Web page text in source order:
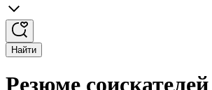
Найти
Резюме